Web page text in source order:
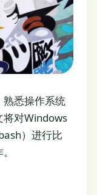
悉操作系统
将对Windows
）进行比